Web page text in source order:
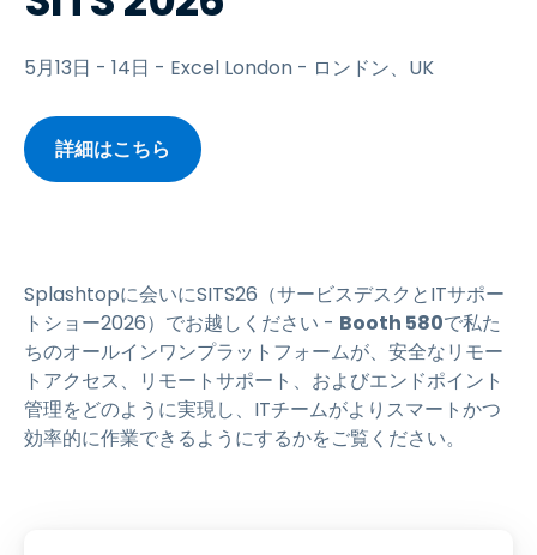
5月13日 - 14日 - Excel London - ロンドン、UK
詳細はこちら
Splashtopに会いにSITS26（サービスデスクとITサポー
トショー2026）でお越しください - Booth 580で私た
ちのオールインワンプラットフォームが、安全なリモー
トアクセス、リモートサポート、およびエンドポイント
管理をどのように実現し、ITチームがよりスマートかつ
効率的に作業できるようにするかをご覧ください。